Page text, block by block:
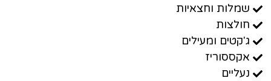
שמלות וחצאיות
חולצות
ג'קטים ומעילים
אקססוריז
נעליים